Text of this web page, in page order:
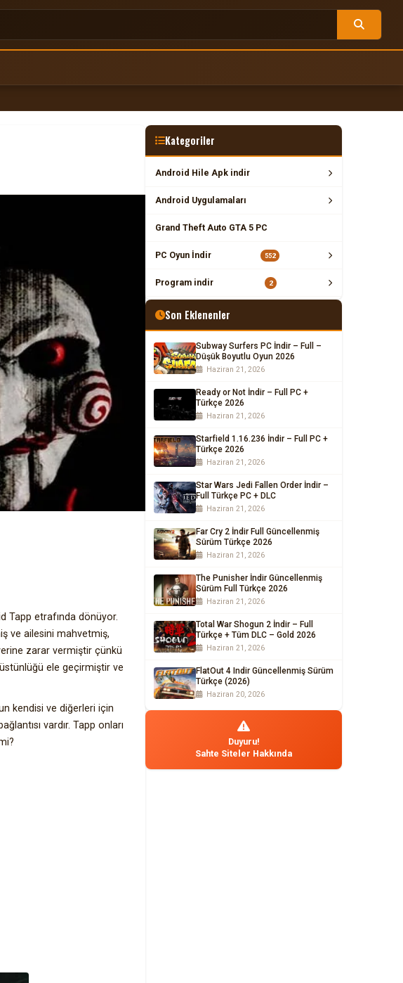
Tapp etrafında dönüyor.
ve ailesini mahvetmiş,
zarar vermiştir çünkü
ele geçirmiştir ve
kendisi ve diğerleri için
vardır. Tapp onları
Kategoriler
Android Hile Apk indir
Android Uygulamaları
Grand Theft Auto GTA 5 PC
PC Oyun İndir 552
Program indir 2
Son Eklenenler
Subway Surfers PC İndir – Full –
Düşük Boyutlu Oyun 2026
Haziran 21, 2026
Ready or Not İndir – Full PC +
Türkçe 2026
Haziran 21, 2026
Starfield 1.16.236 İndir – Full PC +
Türkçe 2026
Haziran 21, 2026
Star Wars Jedi Fallen Order İndir –
Full Türkçe PC + DLC
Haziran 21, 2026
Far Cry 2 İndir Full Güncellenmiş
Sürüm Türkçe 2026
Haziran 21, 2026
The Punisher İndir Güncellenmiş
Sürüm Full Türkçe 2026
Haziran 21, 2026
Total War Shogun 2 İndir – Full
Türkçe + Tüm DLC – Gold 2026
Haziran 21, 2026
FlatOut 4 Indir Güncellenmiş Sürüm
Türkçe (2026)
Haziran 20, 2026
Duyuru!
Sahte Siteler Hakkında